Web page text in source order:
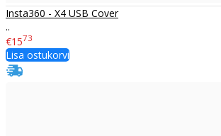
Insta360 - X4 USB Cover
..
€1573
Lisa ostukorvi